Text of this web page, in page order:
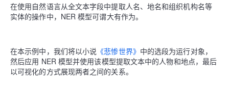
在使用自然语言从全文本字段中提取人名、地名和组织机构名等
实体的操作中，NER 模型可谓大有作为。
在本示例中，我们将以小说 《悲惨世界》 中的选段为运行对象，
然后应用 NER 模型并使用该模型提取文本中的人物和地点，最后
以可视化的方式展现两者之间的关系。